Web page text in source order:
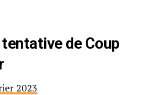
de Coup
2023